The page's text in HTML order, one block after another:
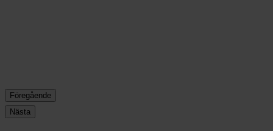
Föregående
Nästa